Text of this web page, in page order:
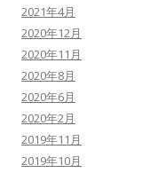
2021年4月
2020年12月
2020年11月
2020年8月
2020年6月
2020年2月
2019年11月
2019年10月